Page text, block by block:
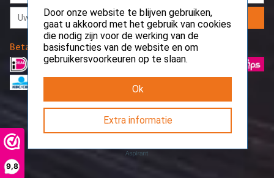
9,8
Aanmelden
Betaalmethodes
gebruikersvoorkeuren op te slaan.
Ok
Extra informatie